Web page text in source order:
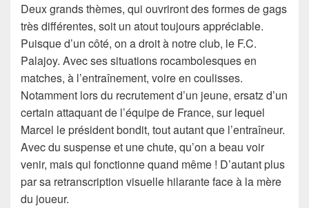
Deux grands thèmes, qui ouvriront des formes de gags
très différentes, soit un atout toujours appréciable.
Puisque d’un côté, on a droit à notre club, le F.C.
Palajoy. Avec ses situations rocambolesques en
matches, à l’entraînement, voire en coulisses.
Notamment lors du recrutement d’un jeune, ersatz d’un
certain attaquant de l’équipe de France, sur lequel
Marcel le président bondit, tout autant que l’entraîneur.
Avec du suspense et une chute, qu’on a beau voir
venir, mais qui fonctionne quand même ! D’autant plus
par sa retranscription visuelle hilarante face à la mère
du joueur.